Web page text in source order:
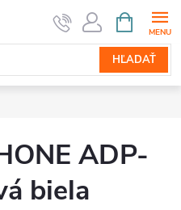
HĽADAŤ
KOŠÍK
ADP-
biela